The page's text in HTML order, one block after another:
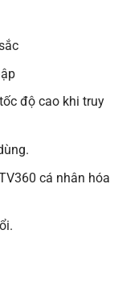
độ cao khi truy
cá nhân hóa